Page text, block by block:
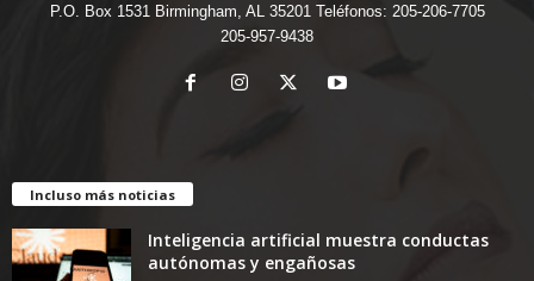
P.O. Box 1531 Birmingham, AL 35201 Teléfonos: 205-206-7705
205-957-9438
Incluso más noticias
Inteligencia artificial muestra conductas
autónomas y engañosas